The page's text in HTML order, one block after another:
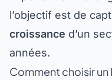
l’objectif est de
croissance d’un
années.
Comment choisir un